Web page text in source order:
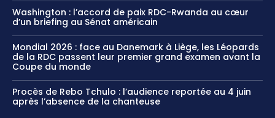
Washington : l’accord de paix RDC-Rwanda au cœur
d’un briefing au Sénat américain
Mondial 2026 : face au Danemark à Liège, les Léopards
de la RDC passent leur premier grand examen avant la
Coupe du monde
Procès de Rebo Tchulo : l’audience reportée au 4 juin
après l’absence de la chanteuse